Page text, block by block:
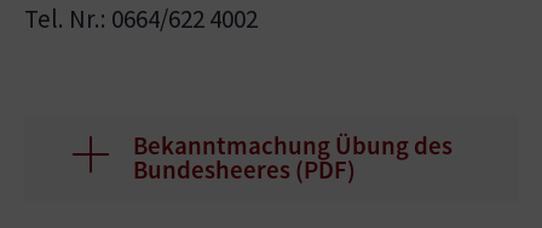
Tel. Nr.: 0664/622 4002
Bekanntmachung Übung des
Bundesheeres (PDF)